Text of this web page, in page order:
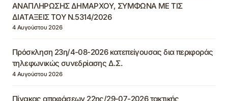
ΑΝΑΠΛΗΡΩΣΗΣ ΔΗΜΑΡΧΟΥ, ΣΥΜΦΩΝΑ ΜΕ ΤΙΣ
ΔΙΑΤΑΞΕΙΣ ΤΟΥ Ν.5314/2026
4 Αυγούστου 2026
Πρόσκληση 23η/4-08-2026 κατεπείγουσας δια περιφοράς
τηλεφωνικώς συνεδρίασης Δ.Σ.
4 Αυγούστου 2026
Πίνακας αποφάσεων 22ης/29-07-2026 τακτικής